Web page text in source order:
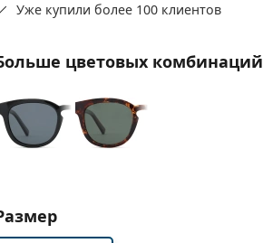
Уже купили более 100 клиентов
цветовых комбинаций
параметры: